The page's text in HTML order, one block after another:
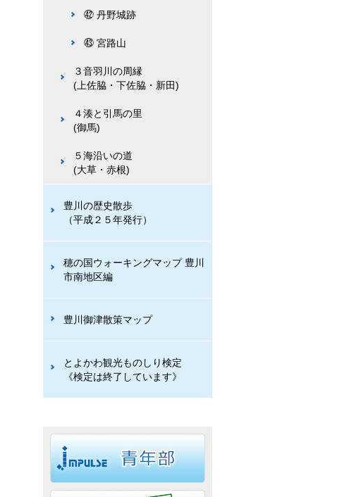
㊷ 丹野城跡
㊸ 宮路山
３音羽川の周縁
(上佐脇・下佐脇・新田)
４湊と引馬の里
(御馬)
５海沿いの道
(大草・赤根)
豊川の歴史散歩
（平成２５年発行）
穂の国ウォーキングマップ 豊川
市南地区編
豊川御津散策マップ
とよかわ観光ものしり検定
《検定は終了しています》